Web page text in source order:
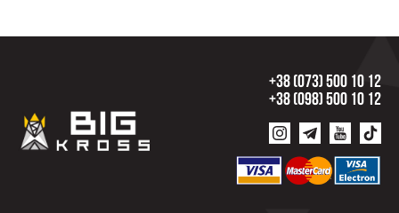
+38 (073) 500 10 12
+38 (098) 500 10 12